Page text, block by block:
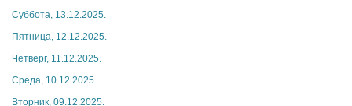
Суббота, 13.12.2025.
Пятница, 12.12.2025.
Четверг, 11.12.2025.
Среда, 10.12.2025.
Вторник, 09.12.2025.